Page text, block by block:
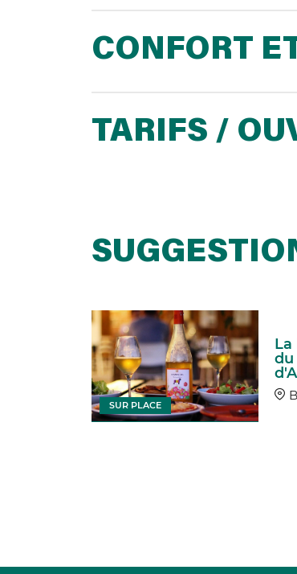
CONFORT
TARIFS /
La
du
SUR PLACE